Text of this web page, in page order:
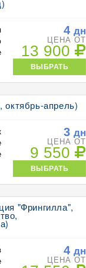
4дн
ЦЕНА ОТ
13 900
ВЫБРАТЬ
апрель)
3дн
ЦЕНА ОТ
9 550
ВЫБРАТЬ
"Фрингилла",
4дн
ЦЕНА ОТ